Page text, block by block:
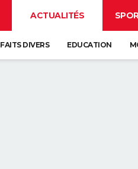
ACTUALITÉS
FAITS DIVERS EDUCATION